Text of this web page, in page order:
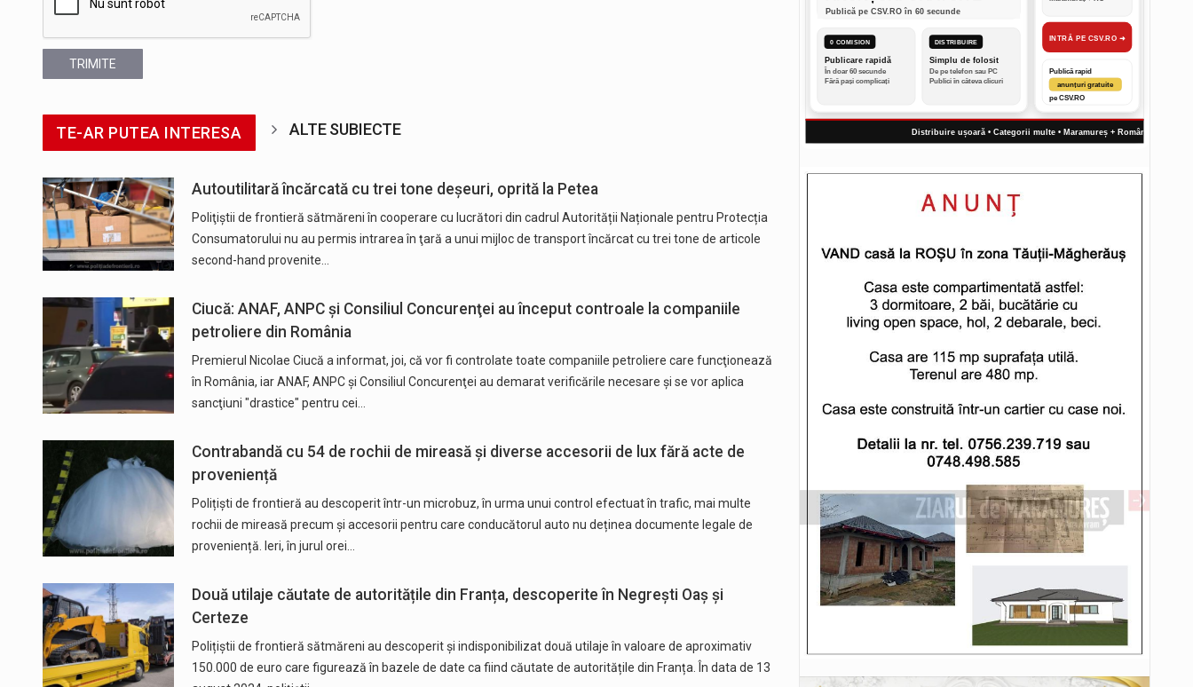
TRIMITE
TE-AR PUTEA INTERESA ALTE SUBIECTE
Autoutilitară încărcată cu trei tone deșeuri, oprită la Petea
Poliţiştii de frontieră sătmăreni în cooperare cu lucrători din cadrul Autorității Naționale pentru Protecția
Consumatorului nu au permis intrarea în ţară a unui mijloc de transport încărcat cu trei tone de articole
second-hand provenite…
Ciucă: ANAF, ANPC și Consiliul Concurenţei au început controale la companiile
petroliere din România
Premierul Nicolae Ciucă a informat, joi, că vor fi controlate toate companiile petroliere care funcţionează
în România, iar ANAF, ANPC şi Consiliul Concurenţei au demarat verificările necesare şi se vor aplica
sancţiuni "drastice" pentru cei…
Contrabandă cu 54 de rochii de mireasă și diverse accesorii de lux fără acte de
proveniență
Polițiști de frontieră au descoperit într-un microbuz, în urma unui control efectuat în trafic, mai multe
rochii de mireasă precum și accesorii pentru care conducătorul auto nu deținea documente legale de
proveniență. Ieri, în jurul orei…
Două utilaje căutate de autoritățile din Franța, descoperite în Negrești Oaș și
Certeze
Polițiștii de frontieră sătmăreni au descoperit și indisponibilizat două utilaje în valoare de aproximativ
150.000 de euro care figurează în bazele de date ca fiind căutate de autoritățile din Franța. În data de 13